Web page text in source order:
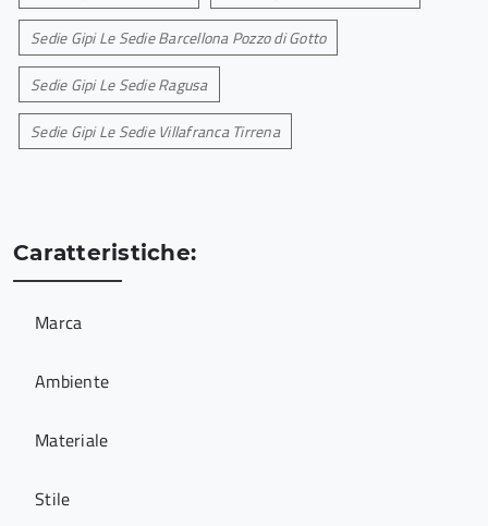
Sedie Gipi Le Sedie Barcellona Pozzo di Gotto
Sedie Gipi Le Sedie Ragusa
Sedie Gipi Le Sedie Villafranca Tirrena
Caratteristiche:
Marca
Ambiente
Materiale
Stile